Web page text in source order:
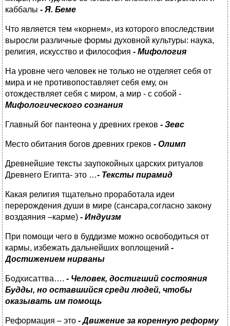
каббалы - Я. Беме
Что является тем «корнем», из которого впоследствии
выросли различные формы духовной культуры: наука,
религия, искусство и философия - Мифология
На уровне чего человек не только не отделяет себя от
мира и не противопоставляет себя ему, он
отождествляет себя с миром, а мир - с собой -
Мифологического сознания
Главный бог пантеона у древних греков - Зевс
Место обитания богов древних греков - Олимп
Древнейшие тексты заупокойных царских ритуалов
Древнего Египта- это …- Тексты пирамид
Какая религия тщательно проработала идеи
перерождения души в мире (сансара,согласно закону
воздаяния –карме) - Индуизм
При помощи чего в буддизме можно освободиться от
кармы, избежать дальнейших воплощений -
Достижением нирваны
Бодхисаттва…. - Человек, достигший состояния
Будды, но оставшийся среди людей, чтобы
оказывать им помощь
Реформация – это - Движение за коренную реформу